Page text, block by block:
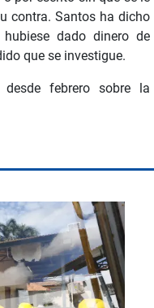
contra. Santos ha dicho
dado dinero de
que se investigue.
febrero sobre la